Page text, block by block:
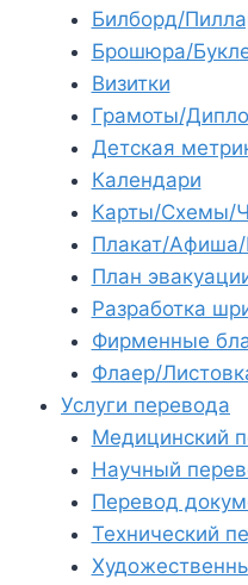
Билборд/
Брошюра/
Визитки
Грамоты/
Детская
Календари
Карты/Схемы/
Плакат/Афиша/
План
Разработка
Фирменные
Флаер/
Услуги перевода
Медицинский
Научный
Перевод
Технический